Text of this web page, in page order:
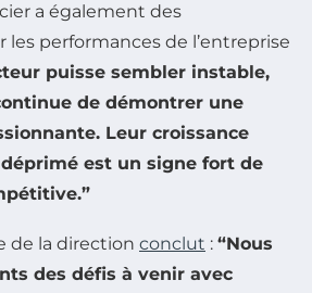
a également des
performances de l’entreprise
puisse sembler instable,
de démontrer une
Leur croissance
est un signe fort de
de la direction conclut : “Nous
des défis à venir avec